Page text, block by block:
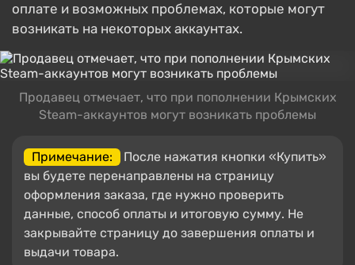
оплате и возможных проблемах, которые могут
возникать на некоторых аккаунтах.
Продавец отмечает, что при пополнении Крымских
Steam-аккаунтов могут возникать проблемы
Примечание:
После нажатия кнопки «Купить»
вы будете перенаправлены на страницу
оформления заказа, где нужно проверить
данные, способ оплаты и итоговую сумму. Не
закрывайте страницу до завершения оплаты и
выдачи товара.